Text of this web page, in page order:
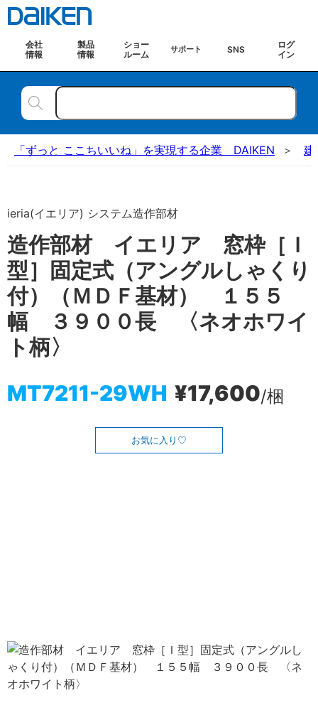
会社
情報
製品
情報
ショー
ルーム
サポート SNS
ログ
イン
「ずっと ここちいいね」を実現する企業 DAIKEN 建
ieria(イエリア) システム造作部材
造作部材 イエリア 窓枠［Ｉ
型］固定式（アングルしゃくり
付）（ＭＤＦ基材） １５５
幅 ３９００長 〈ネオホワイ
ト柄〉
MT7211-29WH ¥17,600/梱
お気に入り